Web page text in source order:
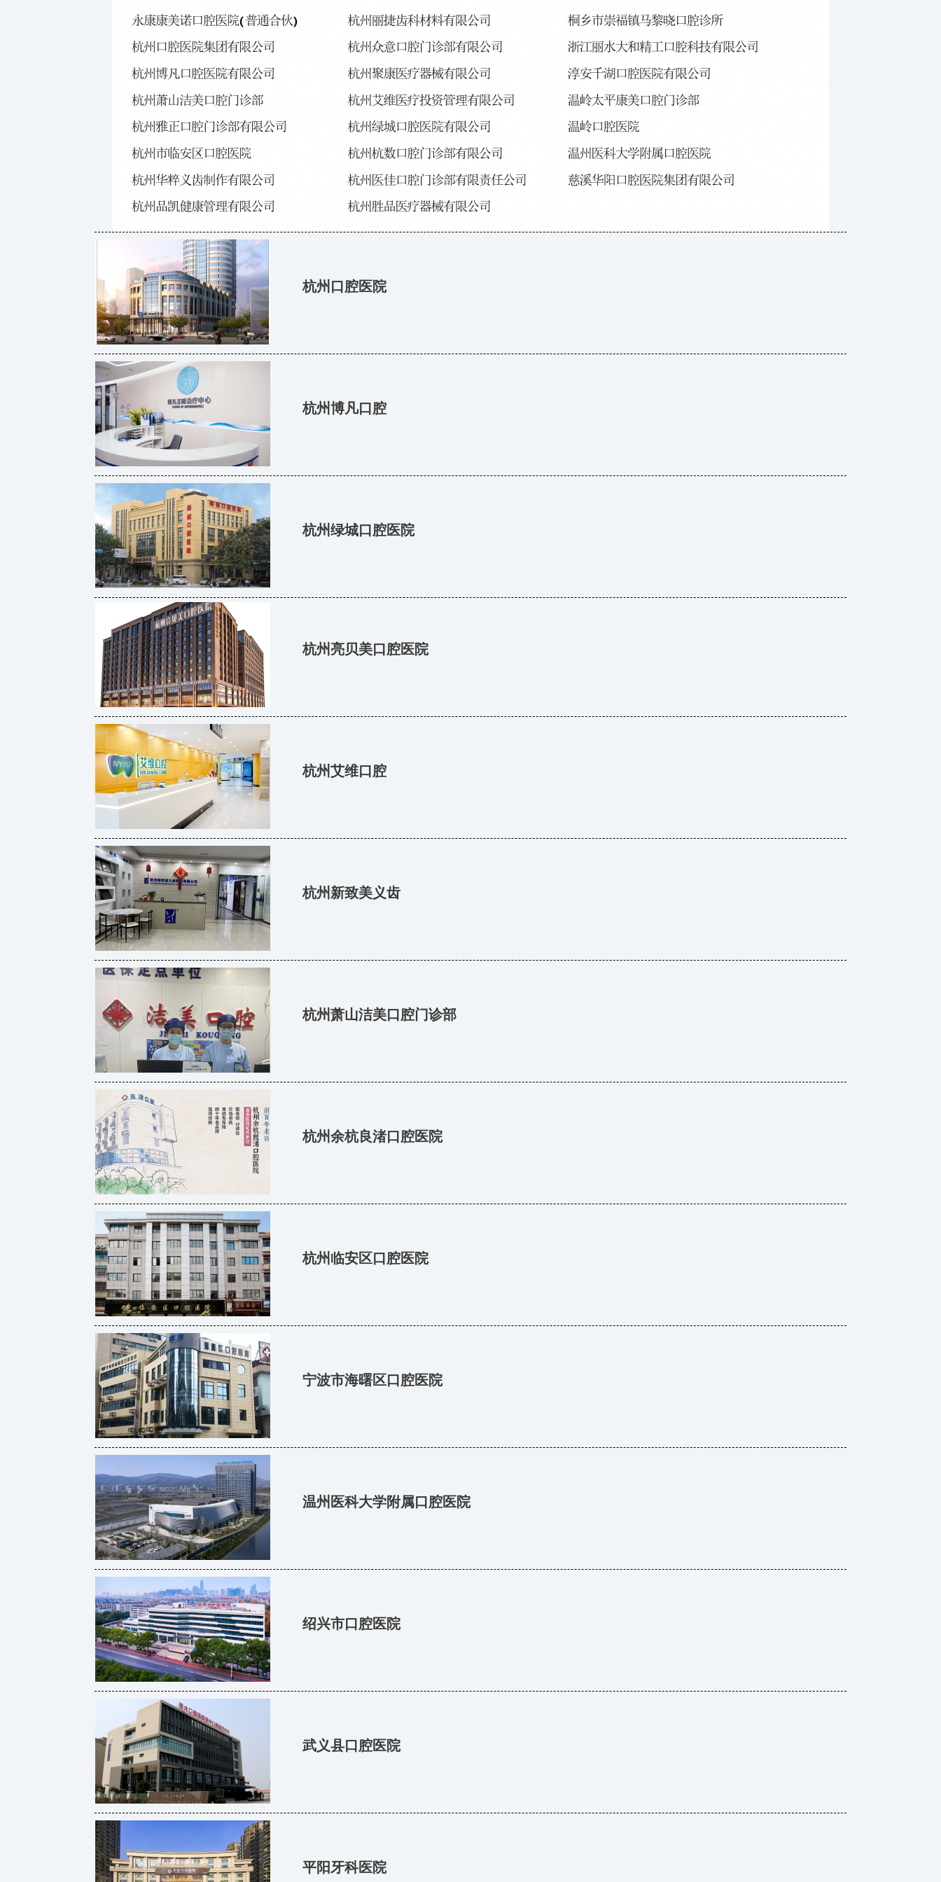
杭州口腔医院
杭州博凡口腔
杭州绿城口腔医院
杭州亮贝美口腔医院
杭州艾维口腔
杭州新致美义齿
杭州萧山洁美口腔门诊部
杭州余杭良渚口腔医院
杭州临安区口腔医院
宁波市海曙区口腔医院
温州医科大学附属口腔医院
绍兴市口腔医院
武义县口腔医院
平阳牙科医院